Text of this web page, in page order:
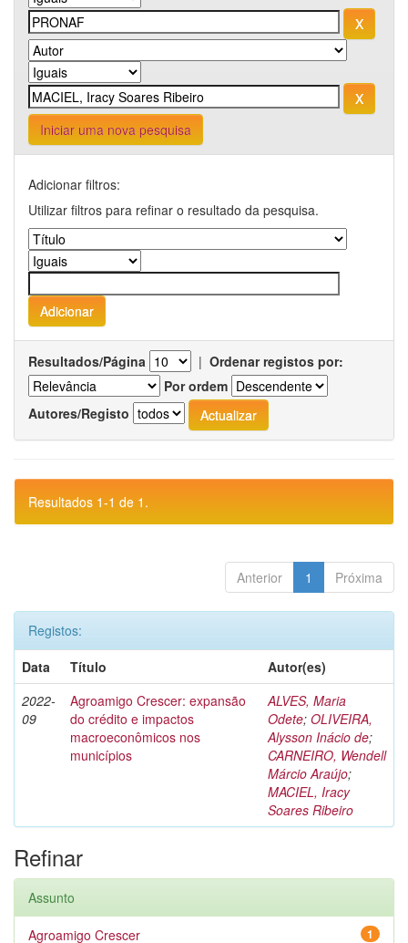
Iniciar uma nova pesquisa
Adicionar filtros:
Utilizar filtros para refinar o resultado da pesquisa.
Resultados/Página | Ordenar registos por:
Por ordem
Autores/Registo
Resultados 1-1 de 1.
Anterior 1 Próxima
Registos:
Data
Título
Autor(es)
2022-
09
Agroamigo Crescer: expansão
do crédito e impactos
macroeconômicos nos
municípios
ALVES, Maria
Odete; OLIVEIRA,
Alysson Inácio de;
CARNEIRO, Wendell
Márcio Araújo;
MACIEL, Iracy
Soares Ribeiro
Refinar
Assunto
1
Agroamigo Crescer